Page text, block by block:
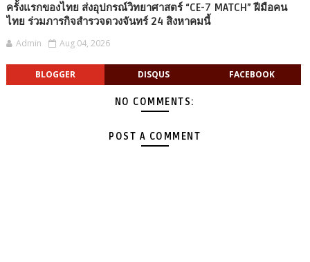
ครั้งแรกของไทย ส่งอุปกรณ์วิทยาศาสตร์ “CE-7 MATCH” ฝีมือคน
ไทย ร่วมภารกิจสำรวจดวงจันทร์ 24 สิงหาคมนี้
Admin Aug 04, 2026
BLOGGER DISQUS FACEBOOK
NO COMMENTS:
POST A COMMENT